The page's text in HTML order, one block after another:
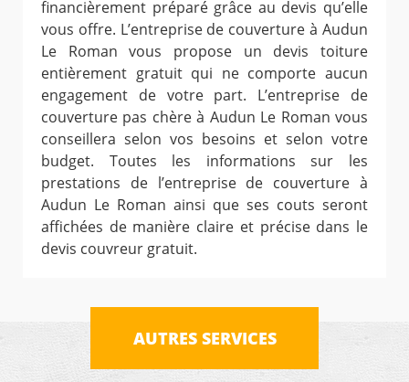
financièrement préparé grâce au devis qu’elle
vous offre. L’entreprise de couverture à Audun
Le Roman vous propose un devis toiture
entièrement gratuit qui ne comporte aucun
engagement de votre part. L’entreprise de
couverture pas chère à Audun Le Roman vous
conseillera selon vos besoins et selon votre
budget. Toutes les informations sur les
prestations de l’entreprise de couverture à
Audun Le Roman ainsi que ses couts seront
affichées de manière claire et précise dans le
devis couvreur gratuit.
AUTRES SERVICES